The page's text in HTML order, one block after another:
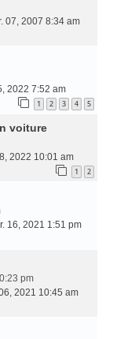
07, 2007 8:34 am
2022 7:52 am
1 2 3 4 5
voiture
2022 10:01 am
1 2
16, 2021 1:51 pm
pm
2021 10:45 am